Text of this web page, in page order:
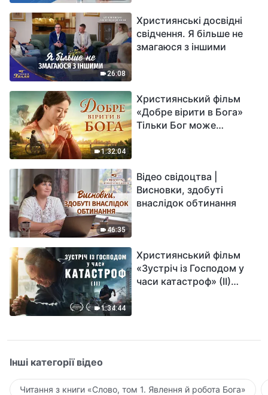
26:08
Християнські досвідні
свідчення. Я більше не
змагаюся з іншими
1:32:04
Християнський фільм
«Добре вірити в Бога»
Тільки Бог може
46:35
Відео свідоцтва |
Висновки, здобуті
внаслідок обтинання
1:34:44
Християнський фільм
«Зустріч із Господом у
часи катастроф» (II)
Інші категорії відео
Читання з книги «Слово, том 1. Явлення й робота Бога»